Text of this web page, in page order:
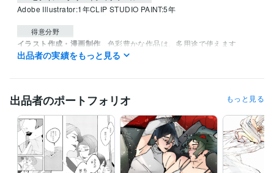
Adobe Illustrator:1年CLIP STUDIO PAINT:5年
得意分野
イラスト作成・漫画制作 色彩豊かな作品は、多用途で使えます
色彩 サムネ アパレル 歌ってみた
出品者の実績をもっと見る
出品者のポートフォリオ もっと見る